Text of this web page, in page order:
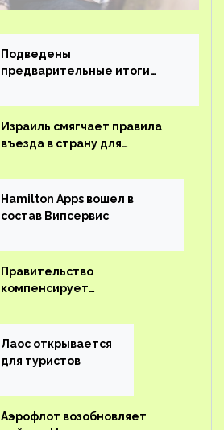
Подведены
предварительные итоги
Израиль смягчает правила
въезда в страну для
Hamilton Apps вошел в
состав Випсервис
Правительство
компенсирует
вывоз россиян из-за рубежа
Лаос открывается
для туристов
Аэрофлот возобновляет